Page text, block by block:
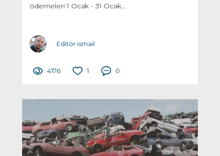
ödemeleri 1 Ocak - 31 Ocak...
Editör ismail
4176 1 0